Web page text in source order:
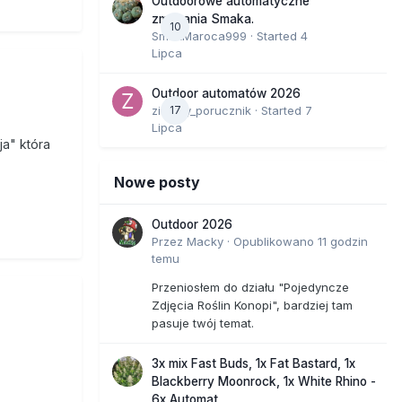
która
10
zmagania Smaka.
SmakMaroca999 · Started 4
Lipca
17
Outdoor automatów 2026
zielony_porucznik · Started 7
Lipca
Nowe posty
Outdoor 2026
Przez Macky · Opublikowano 11 godzin
temu
Przeniosłem do działu "Pojedyncze
Zdjęcia Roślin Konopi", bardziej tam
pasuje twój temat.
3x mix Fast Buds, 1x Fat Bastard, 1x
Blackberry Moonrock, 1x White Rhino -
6x Automat